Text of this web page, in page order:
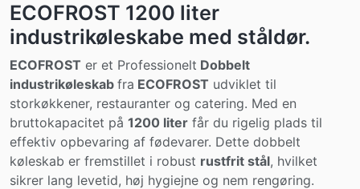
ECOFROST 1200 liter
industrikøleskabe med ståldør.
ECOFROST er et Professionelt Dobbelt
industrikøleskab fra ECOFROST udviklet til
storkøkkener, restauranter og catering. Med en
bruttokapacitet på 1200 liter får du rigelig plads til
effektiv opbevaring af fødevarer. Dette dobbelt
køleskab er fremstillet i robust rustfrit stål, hvilket
sikrer lang levetid, høj hygiejne og nem rengøring.